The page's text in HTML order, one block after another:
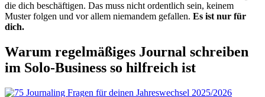
die dich beschäftigen. Das muss nicht ordentlich sein, keinem
Muster folgen und vor allem niemandem gefallen. Es ist nur für
dich.
Warum regelmäßiges Journal schreiben
im Solo-Business so hilfreich ist